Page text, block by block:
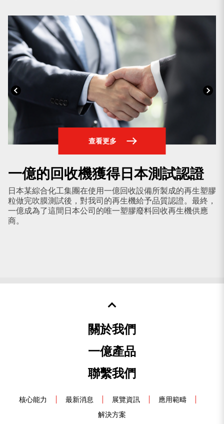
查看更多
一億的回收機獲得日本測試認證
日本某綜合化工集團在使用一億回收設備所製成的再生塑膠
粒做完吹膜測試後，對我司的再生機給予品質認證。最終，
一億成為了這間日本公司的唯一塑膠廢料回收再生機供應
商。
關於我們
一億產品
聯繫我們
核心能力 最新消息 展覽資訊
應用範疇
解決方案